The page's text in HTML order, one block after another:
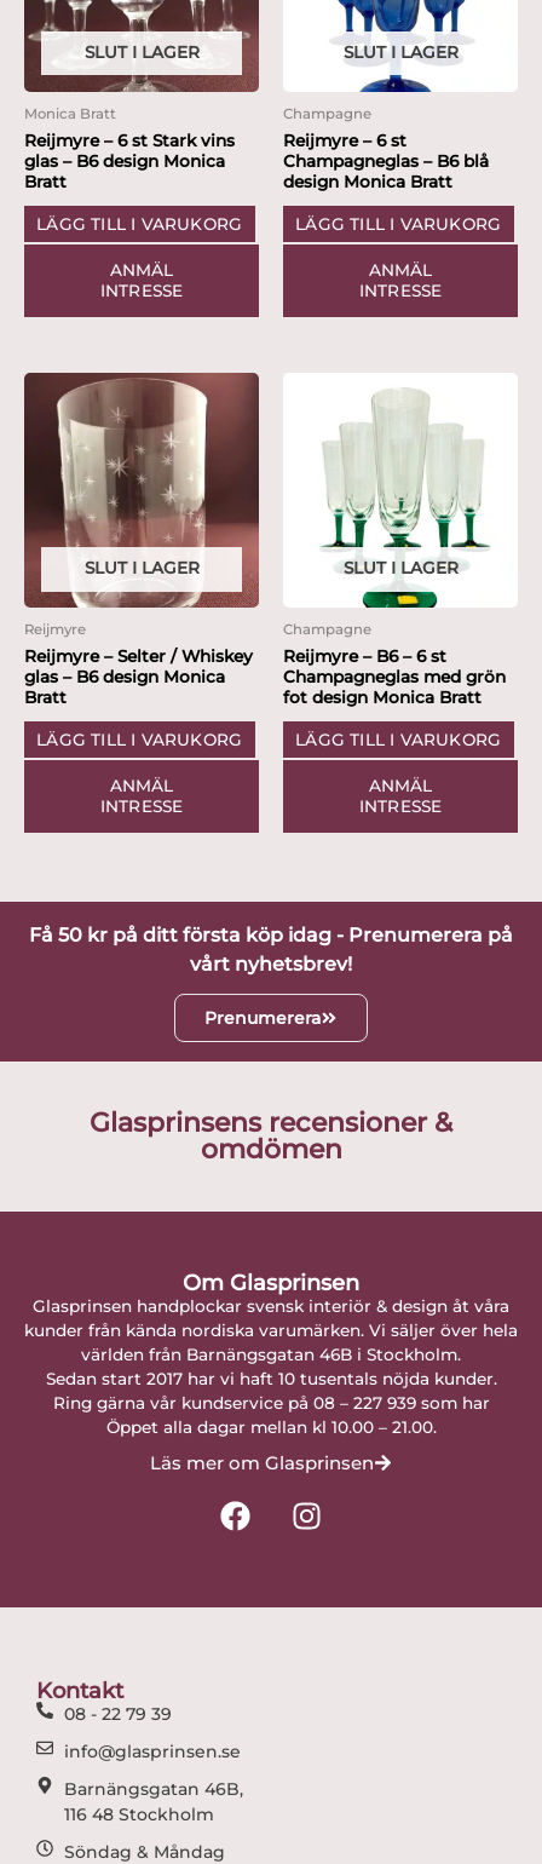
SLUT I LAGER
Monica Bratt
Reijmyre – 6 st Stark vins
glas – B6 design Monica
Bratt
LÄGG TILL I VARUKORG
ANMÄL
INTRESSE
SLUT I LAGER
Champagne
Reijmyre – 6 st
Champagneglas – B6 blå
design Monica Bratt
LÄGG TILL I VARUKORG
ANMÄL
INTRESSE
SLUT I LAGER
Reijmyre
Reijmyre – Selter / Whiskey
glas – B6 design Monica
Bratt
LÄGG TILL I VARUKORG
ANMÄL
INTRESSE
SLUT I LAGER
Champagne
Reijmyre – B6 – 6 st
Champagneglas med grön
fot design Monica Bratt
LÄGG TILL I VARUKORG
ANMÄL
INTRESSE
Få 50 kr på ditt första köp idag - Prenumerera på
vårt nyhetsbrev!
Prenumerera
Glasprinsens recensioner &
omdömen
Om Glasprinsen
Glasprinsen handplockar svensk interiör & design åt våra
kunder från kända nordiska varumärken. Vi säljer över hela
världen från Barnängsgatan 46B i Stockholm.
Sedan start 2017 har vi haft 10 tusentals nöjda kunder.
Ring gärna vår kundservice på 08 – 227 939 som har
Öppet alla dagar mellan kl 10.00 – 21.00.
Läs mer om Glasprinsen
F
a
I
n
Kontakt
08 - 22 79 39
info@glasprinsen.se
Barnängsgatan 46B,
116 48 Stockholm
Söndag & Måndag